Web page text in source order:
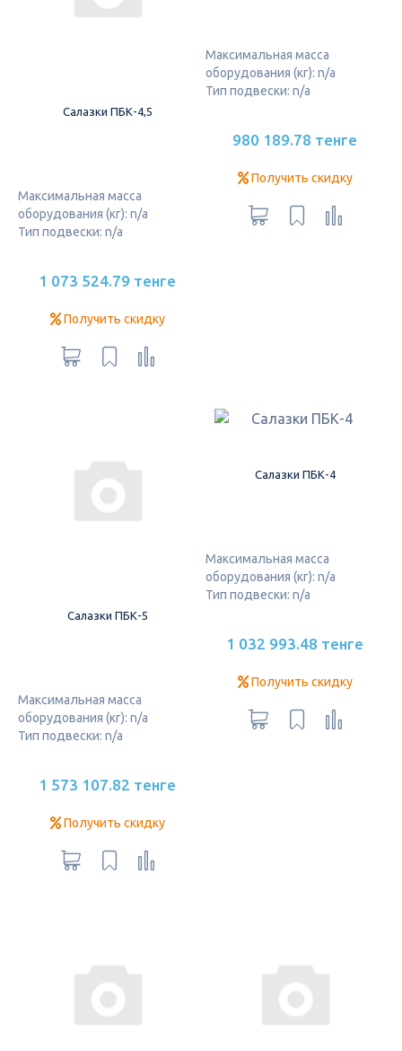
Салазки ПБК-4,5
Максимальная масса
оборудования (кг): n/a
Тип подвески: n/a
1 073 524.79 тенге
Получить скидку
Максимальная масса
оборудования (кг): n/a
Тип подвески: n/a
980 189.78 тенге
Получить скидку
Салазки ПБК-5
Максимальная масса
оборудования (кг): n/a
Тип подвески: n/a
1 573 107.82 тенге
Получить скидку
Салазки ПБК-4
Максимальная масса
оборудования (кг): n/a
Тип подвески: n/a
1 032 993.48 тенге
Получить скидку